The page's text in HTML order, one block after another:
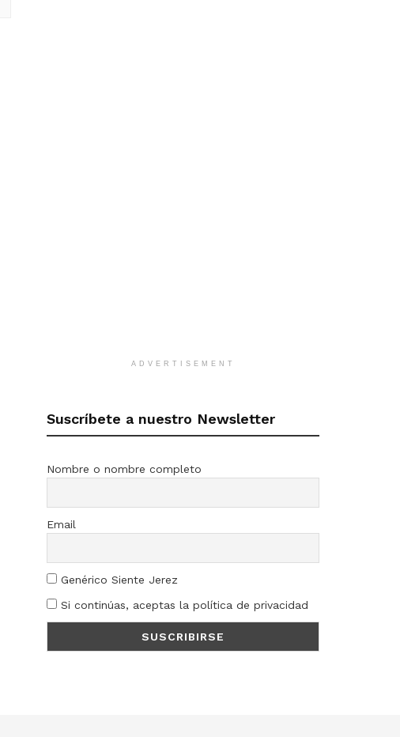
ADVERTISEMENT
Suscríbete a nuestro Newsletter
Nombre o nombre completo
Email
Genérico Siente Jerez
Si continúas, aceptas la política de privacidad